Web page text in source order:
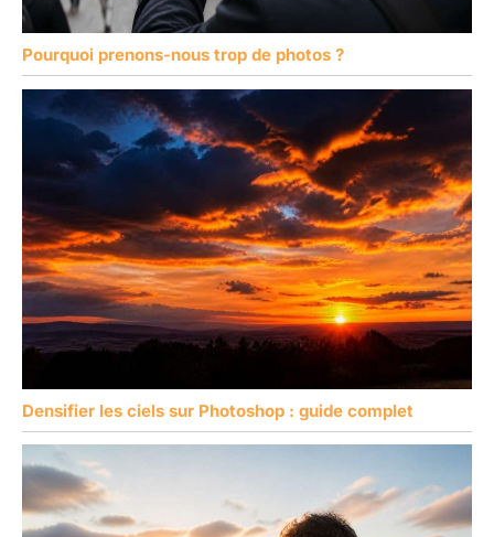
Pourquoi prenons-nous trop de photos ?
Densifier les ciels sur Photoshop : guide complet